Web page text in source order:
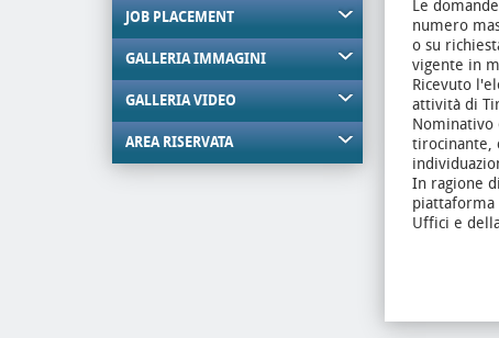
JOB PLACEMENT
GALLERIA IMMAGINI
GALLERIA VIDEO
AREA RISERVATA
Le
numero
o su
vigente in
Ricevuto
attività di
Nominativo
tirocinante,
In ragione
piattaforma
Uffici e